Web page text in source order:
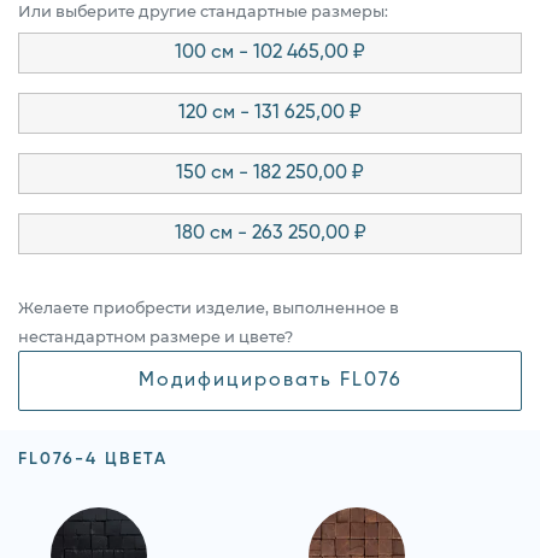
Или выберите другие стандартные размеры:
100 см - 102 465,00 ₽
120 см - 131 625,00 ₽
150 см - 182 250,00 ₽
180 см - 263 250,00 ₽
Желаете приобрести изделие, выполненное в
нестандартном размере и цвете?
Модифицировать FL076
FL076-4 ЦВЕТА